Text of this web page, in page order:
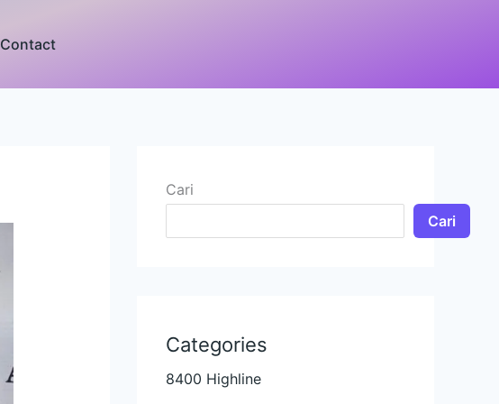
Contact
Cari
Cari
Categories
8400 Highline